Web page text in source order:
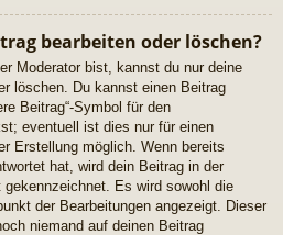
bearbeiten oder löschen?
Moderator bist, kannst du nur deine
löschen. Du kannst einen Beitrag
Beitrag“-Symbol für den
eventuell ist dies nur für einen
Erstellung möglich. Wenn bereits
hat, wird dein Beitrag in der
Es wird sowohl die
der Bearbeitungen angezeigt. Dieser
niemand auf deinen Beitrag